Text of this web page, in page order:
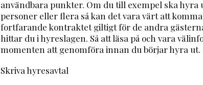
användbara punkter. Om du till exempel ska hyra
personer eller flera så kan det vara värt att
fortfarande kontraktet giltigt för de andra
hittar du i hyreslagen. Så att läsa på och vara
momenten att genomföra innan du börjar hyra ut.
Skriva hyresavtal